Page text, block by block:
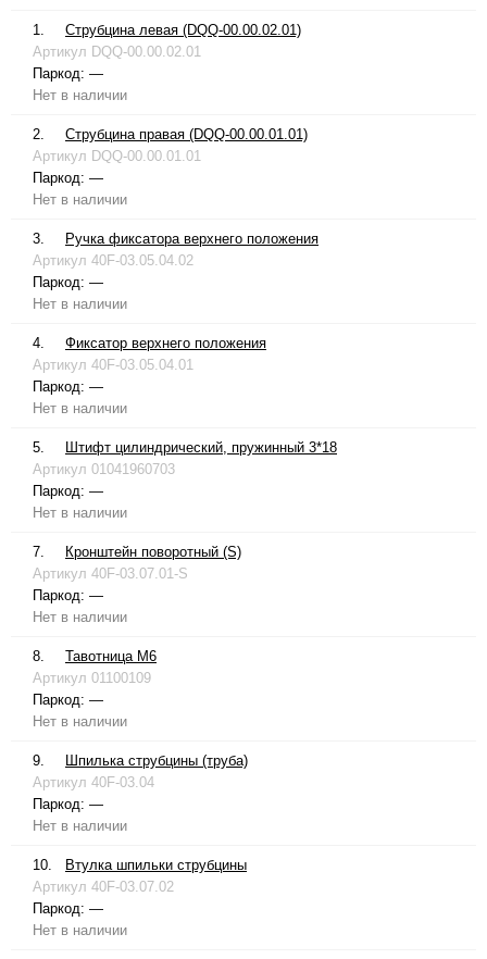
1.
Струбцина левая (DQQ-00.00.02.01)
Артикул DQQ-00.00.02.01
Паркод: —
Нет в наличии
2.
Струбцина правая (DQQ-00.00.01.01)
Артикул DQQ-00.00.01.01
Паркод: —
Нет в наличии
3.
Ручка фиксатора верхнего положения
Артикул 40F-03.05.04.02
Паркод: —
Нет в наличии
4.
Фиксатор верхнего положения
Артикул 40F-03.05.04.01
Паркод: —
Нет в наличии
5.
Штифт цилиндрический, пружинный 3*18
Артикул 01041960703
Паркод: —
Нет в наличии
7.
Кронштейн поворотный (S)
Артикул 40F-03.07.01-S
Паркод: —
Нет в наличии
8.
Тавотница М6
Артикул 01100109
Паркод: —
Нет в наличии
9.
Шпилька струбцины (труба)
Артикул 40F-03.04
Паркод: —
Нет в наличии
10.
Втулка шпильки струбцины
Артикул 40F-03.07.02
Паркод: —
Нет в наличии